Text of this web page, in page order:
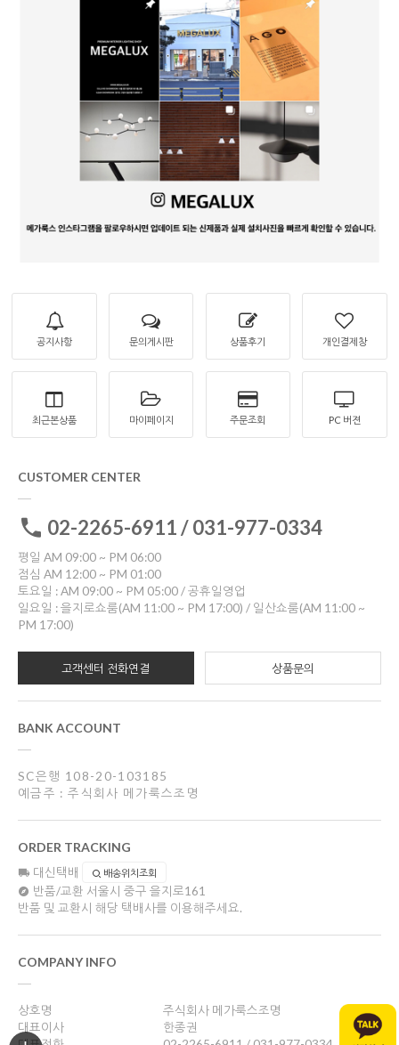
공지사항 문의게시판 상품후기 개인결제창
최근본상품 마이페이지 주문조회 PC 버젼
CUSTOMER CENTER
02-2265-6911 / 031-977-0334
평일 AM 09:00 ~ PM 06:00
점심 AM 12:00 ~ PM 01:00
토요일 : AM 09:00 ~ PM 05:00 / 공휴일영업
일요일 : 을지로쇼룸(AM 11:00 ~ PM 17:00) / 일산쇼룸(AM 11:00 ~
PM 17:00)
고객센터 전화연결 상품문의
BANK ACCOUNT
SC은행 108-20-103185
예금주 : 주식회사 메가룩스조명
ORDER TRACKING
대신택배 배송위치조회
반품/교환 서울시 중구 을지로161
반품 및 교환시 해당 택배사를 이용해주세요.
COMPANY INFO
상호명
주식회사 메가룩스조명
대표이사
한종권